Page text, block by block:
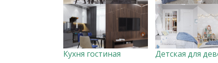
Кухня гостиная